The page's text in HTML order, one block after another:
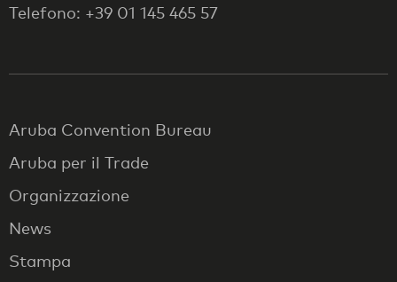
Telefono: +39 01 145 465 57
Aruba Convention Bureau
Aruba per il Trade
Organizzazione
News
Stampa